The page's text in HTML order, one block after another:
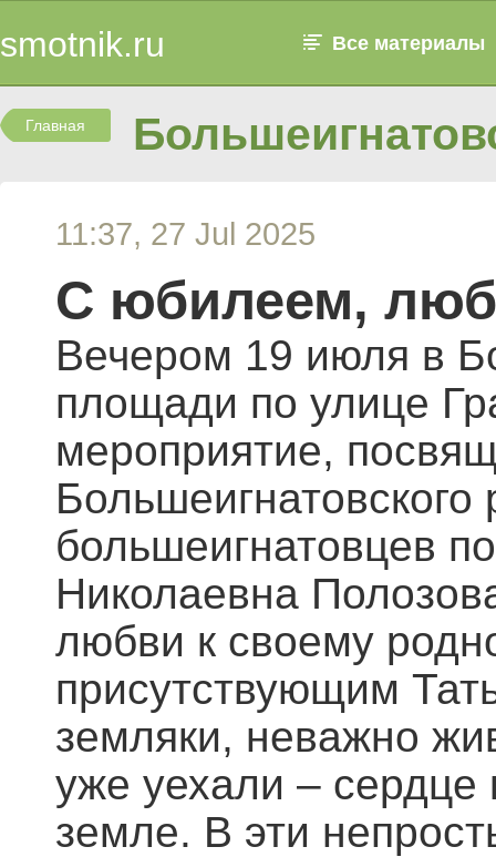
smotnik.ru Все материалы
Главная
11:37, 27 Jul 2025
С юбилеем,
Вечером 19 июля в
площади по улице
мероприятие,
большеигнатовцев
Николаевна
любви к своему
присутствующим
земляки, неважно
уже уехали – сердце
земле. В эти